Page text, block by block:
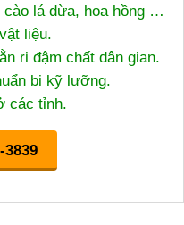
cào lá dừa, hoa hồng …
liệu.
ri đậm chất dân gian.
bị kỹ lưỡng.
các tỉnh.
3839